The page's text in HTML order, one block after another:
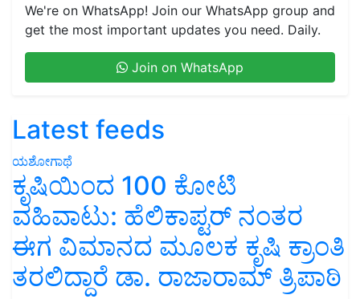
We're on WhatsApp! Join our WhatsApp group and
get the most important updates you need. Daily.
Join on WhatsApp
Latest feeds
ಯಶೋಗಾಥೆ
ಕೃಷಿಯಿಂದ 100 ಕೋಟಿ
ವಹಿವಾಟು: ಹೆಲಿಕಾಪ್ಟರ್ ನಂತರ
ಈಗ ವಿಮಾನದ ಮೂಲಕ ಕೃಷಿ ಕ್ರಾಂತಿ
ತರಲಿದ್ದಾರೆ ಡಾ. ರಾಜಾರಾಮ್ ತ್ರಿಪಾಠಿ